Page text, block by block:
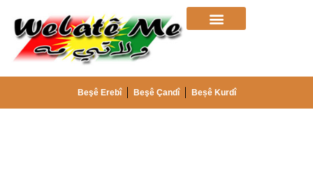
Beşê Erebî Beşê Çandî Beșê Kurdî